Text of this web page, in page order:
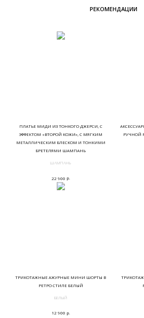
РЕКОМЕНДАЦИИ
ПЛАТЬЕ МИДИ ИЗ ТОНКОГО ДЖЕРСИ, С
ЭФФЕКТОМ «ВТОРОЙ КОЖИ», С МЯГКИМ
МЕТАЛЛИЧЕСКИМ БЛЕСКОМ И ТОНКИМИ
БРЕТЕЛЯМИ ШАМПАНЬ
ШАМПАНЬ
22 900 р.
РУЧНОЙ
ТРИКОТАЖНЫЕ АЖУРНЫЕ МИНИ ШОРТЫ В
РЕТРО СТИЛЕ БЕЛЫЙ
БЕЛЫЙ
12 900 р.